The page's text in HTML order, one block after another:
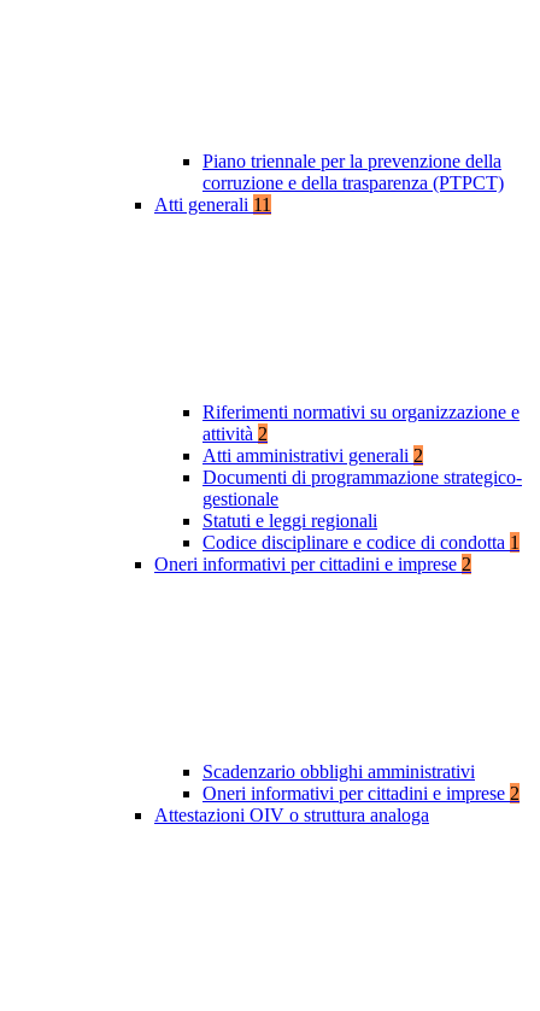
Piano triennale per la prevenzione della
corruzione e della trasparenza (PTPCT)
Atti generali 11
Riferimenti normativi su organizzazione e
attività 2
Atti amministrativi generali 2
Documenti di programmazione strategico-
gestionale
Statuti e leggi regionali
Codice disciplinare e codice di condotta 1
Oneri informativi per cittadini e imprese 2
Scadenzario obblighi amministrativi
Oneri informativi per cittadini e imprese 2
Attestazioni OIV o struttura analoga